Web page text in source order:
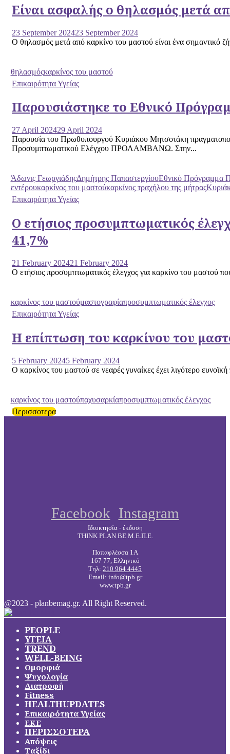
Είναι ασφαλής ο θηλασμός μετά
23 September 202423 September 2024
Ο θηλασμός μετά από καρκίνο του μαστού είναι ένα σημαντικό
θηλασμόςκαρκίνος του μαστού
Επικαιρότητα Υγείας
Παρουσιάστηκε το Εθνικό
27 April 202429 April 2024
Παρουσία του Πρωθυπουργού Κυριάκου Μητσοτάκη
Προσυμπτωματικού Ελέγχου ΠΡΟΛΑΜΒΑΝΩ. Στην...
Άδωνις ΓεωργιάδηςΔημήτρης ΠαπαστεργίουΕθνικό Πρόγραμμα
εντέρουκαρκίνος του μαστούκαρκίνος τραχήλου της μήτρας
Επικαιρότητα Υγείας
Ο ετήσιος προσυμπτωματικός
41,7%
21 February 202421 February 2024
Ο ετήσιος προσυμπτωματικός έλεγχος για καρκίνο του μαστού
καρκίνος του μαστούμαστογραφίαπροσυμπτωματικός έλεγχος
Επικαιρότητα Υγείας
Η επίπτωση του καρκίνου του
5 February 20245 February 2024
Ο καρκίνος του μαστού σε νεαρές γυναίκες έχει λιγότερο
καρκίνος του μαστούπαχυσαρκίαπροσυμπτωματικός έλεγχος
Περισσοτερα
Facebook Instagram
Ιδιοκτησία - έκδοση
THINK PLAN BE Μ.Ε.Π.Ε.
Παπαφλέσσα 1Α
167 77, Ελληνικό
Τηλ: 210 964 4445
Email: info@tpb.gr
www.tpb.gr
@2023 - planbemag.gr. All Right Reserved.
PEOPLE
ΥΓΕΙΑ
TREND
WELL-BEING
Ομορφιά
Ψυχολογία
Διατροφή
Fitness
HEALTHUPDATES
Επικαιρότητα Υγείας
ΕΚΕ
ΠΕΡΙΣΣΟΤΕΡΑ
Απόψεις
Ταξίδι